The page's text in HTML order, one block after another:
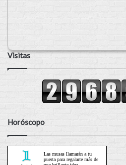
Visitas
Horóscopo